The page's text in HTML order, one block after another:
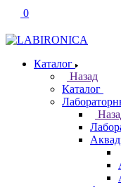
0
Каталог
Назад
Каталог